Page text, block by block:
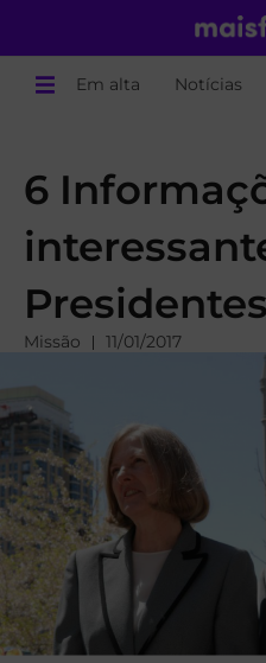
Em alta Notícias
6
Missão 11/01/2017